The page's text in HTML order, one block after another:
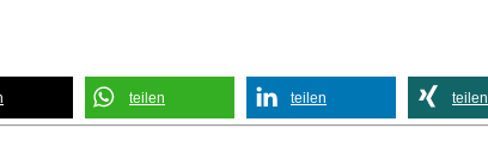
teilen teilen teilen